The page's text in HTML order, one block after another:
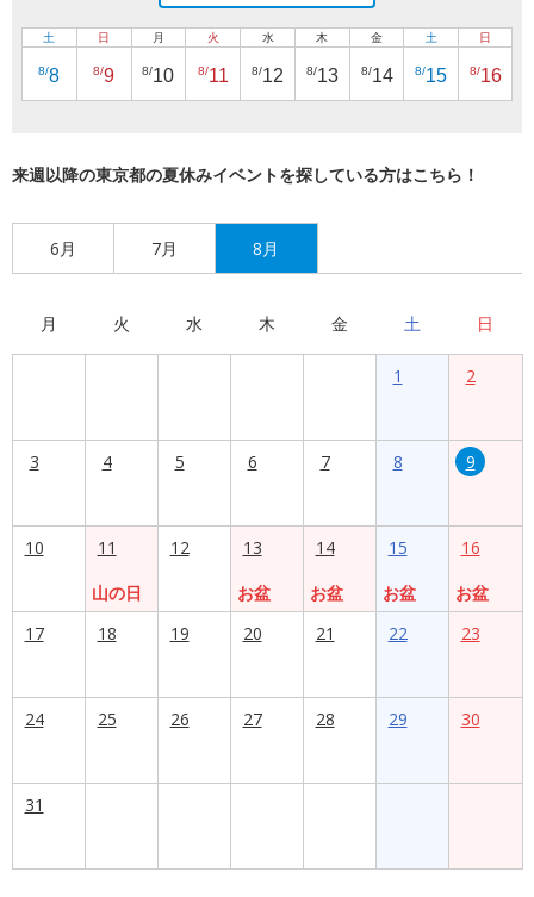
土
8/8
日
8/9
月
8/10
火
8/11
水
8/12
木
8/13
金
8/14
土
8/15
日
8/16
来週以降の東京都の夏休みイベントを探している方はこちら！
6月 7月 8月
月 火 水 木 金 土 日
1 2
3 4 5 6 7 8 9
10
11
山の日
12
13
お盆
14
お盆
15
お盆
16
お盆
17
18 19 20 21 22 23
24 25 26 27 28 29 30
31